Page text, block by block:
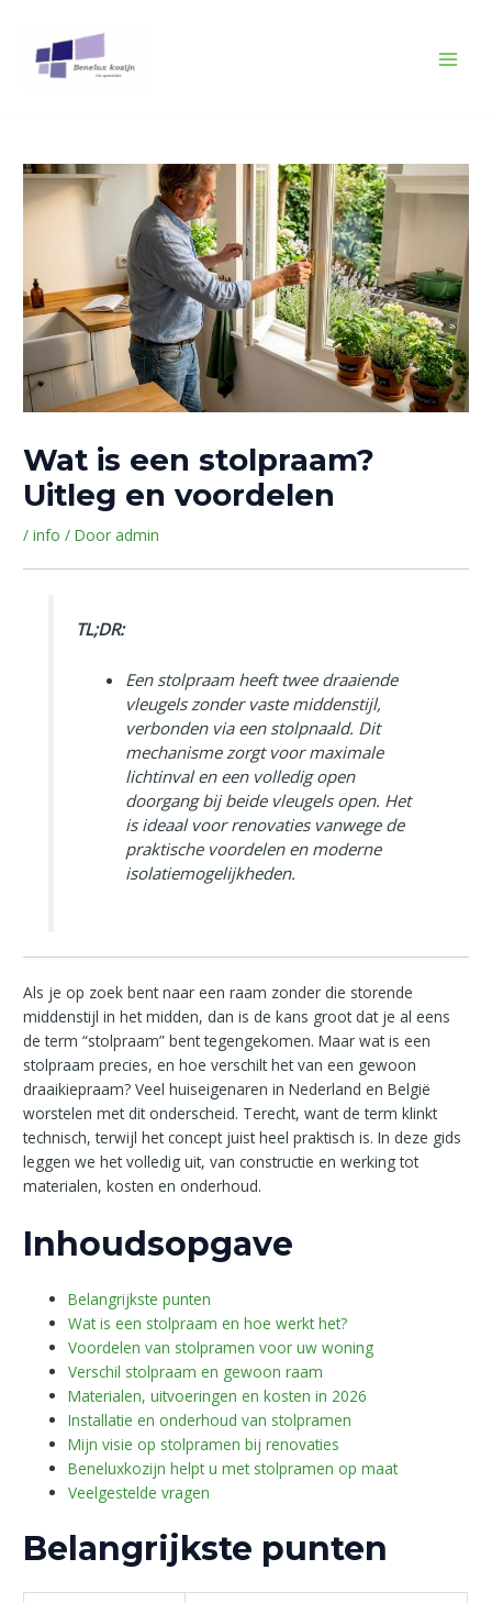
Wat is een stolpraam?
Uitleg en voordelen
/info / Door admin
TL;DR:
Een stolpraam heeft twee draaiende
vleugels zonder vaste middenstijl,
verbonden via een stolpnaald. Dit
mechanisme zorgt voor maximale
lichtinval en een volledig open
doorgang bij beide vleugels open. Het
is ideaal voor renovaties vanwege de
praktische voordelen en moderne
isolatiemogelijkheden.
Als je op zoek bent naar een raam zonder die storende
middenstijl in het midden, dan is de kans groot dat je al eens
de term “stolpraam” bent tegengekomen. Maar wat is een
stolpraam precies, en hoe verschilt het van een gewoon
draaikiepraam? Veel huiseigenaren in Nederland en België
worstelen met dit onderscheid. Terecht, want de term klinkt
technisch, terwijl het concept juist heel praktisch is. In deze gids
leggen we het volledig uit, van constructie en werking tot
materialen, kosten en onderhoud.
Inhoudsopgave
Belangrijkste punten
Wat is een stolpraam en hoe werkt het?
Voordelen van stolpramen voor uw woning
Verschil stolpraam en gewoon raam
Materialen, uitvoeringen en kosten in 2026
Installatie en onderhoud van stolpramen
Mijn visie op stolpramen bij renovaties
Beneluxkozijn helpt u met stolpramen op maat
Veelgestelde vragen
Belangrijkste punten
navigatie